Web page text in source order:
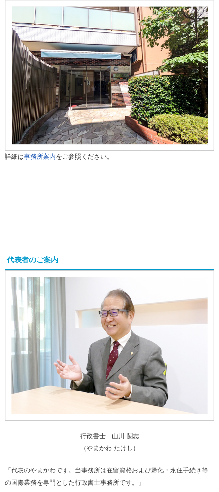
詳細は事務所案内をご参照ください。
代表者のご案内
行政書士 山川 鬪志
（やまかわ たけし）
「代表のやまかわです。当事務所は在留資格および帰化・永住手続き等
の国際業務を専門とした行政書士事務所です。」